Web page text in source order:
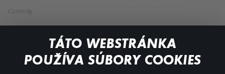
TÁTO WEBSTRÁNKA
POUŽÍVA SÚBORY COOKIES
Comedy